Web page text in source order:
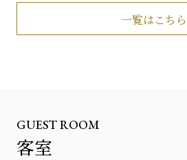
一覧はこちら
GUEST ROOM
客室